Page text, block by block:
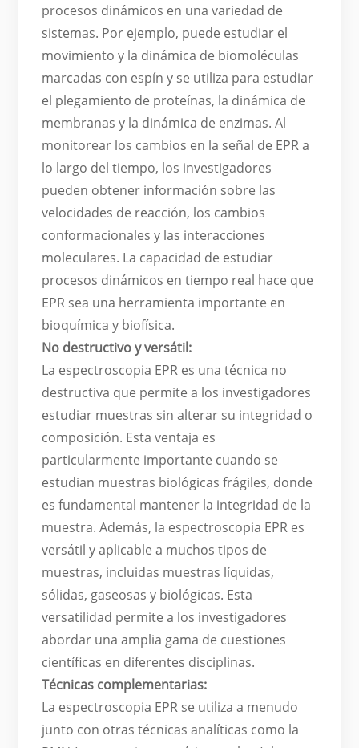
procesos dinámicos en una variedad de
sistemas. Por ejemplo, puede estudiar el
movimiento y la dinámica de biomoléculas
marcadas con espín y se utiliza para estudiar
el plegamiento de proteínas, la dinámica de
membranas y la dinámica de enzimas. Al
monitorear los cambios en la señal de EPR a
lo largo del tiempo, los investigadores
pueden obtener información sobre las
velocidades de reacción, los cambios
conformacionales y las interacciones
moleculares. La capacidad de estudiar
procesos dinámicos en tiempo real hace que
EPR sea una herramienta importante en
bioquímica y biofísica.
No destructivo y versátil:
La espectroscopia EPR es una técnica no
destructiva que permite a los investigadores
estudiar muestras sin alterar su integridad o
composición. Esta ventaja es
particularmente importante cuando se
estudian muestras biológicas frágiles, donde
es fundamental mantener la integridad de la
muestra. Además, la espectroscopia EPR es
versátil y aplicable a muchos tipos de
muestras, incluidas muestras líquidas,
sólidas, gaseosas y biológicas. Esta
versatilidad permite a los investigadores
abordar una amplia gama de cuestiones
científicas en diferentes disciplinas.
Técnicas complementarias:
La espectroscopia EPR se utiliza a menudo
junto con otras técnicas analíticas como la